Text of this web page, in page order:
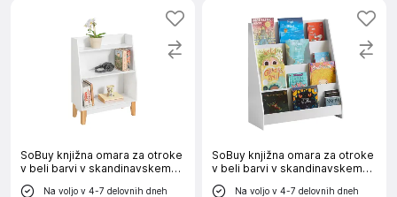
SoBuy knjižna omara za otroke
v beli barvi v skandinavskem
slogu
Na voljo v 4-7 delovnih dneh
SoBuy knjižna omara za otroke
v beli barvi v skandinavskem
slogu
Na voljo v 4-7 delovnih dneh